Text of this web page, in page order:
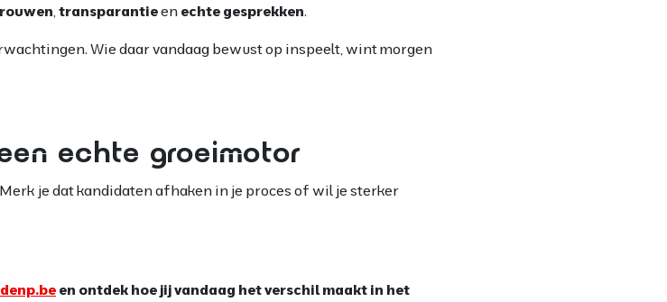
transparantieen echte gesprekken.
Wie daar vandaag bewust op inspeelt, wint morgen
echte groeimotor
je dat kandidaten afhaken in je proces of wil je sterker
en ontdek hoe jij vandaag het verschil maakt in het